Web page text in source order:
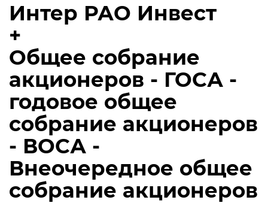
Интер РАО Инвест
+
Общее собрание
акционеров - ГОСА -
годовое общее
собрание акционеров
- ВОСА -
Внеочередное общее
собрание акционеров